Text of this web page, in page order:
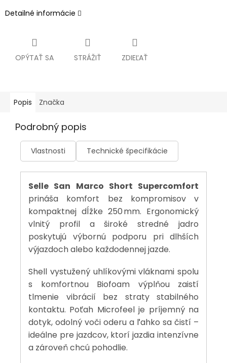
Detailné informácie
OPÝTAŤ SA STRÁŽIŤ ZDIEĽAŤ
Popis Značka
Podrobný popis
Vlastnosti Technické špecifikácie
Selle San Marco Short Supercomfort
prináša komfort bez kompromisov v
kompaktnej dĺžke 250 mm. Ergonomický
vlnitý profil a široké stredné jadro
poskytujú výbornú podporu pri dlhších
výjazdoch alebo každodennej jazde.
Shell vystužený uhlíkovými vláknami spolu
s komfortnou Biofoam výplňou zaistí
tlmenie vibrácií bez straty stabilného
kontaktu. Poťah Microfeel je príjemný na
dotyk, odolný voči oderu a ľahko sa čistí –
ideálne pre jazdcov, ktorí jazdia intenzívne
a zároveň chcú pohodlie.